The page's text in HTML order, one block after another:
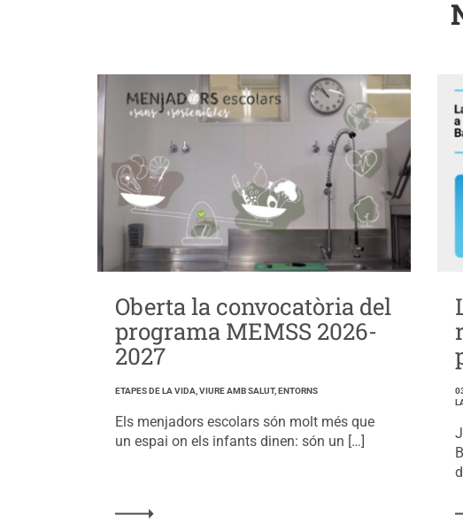
Oberta la convocatòria del
programa MEMSS 2026-
2027
ETAPES DE LA VIDA, VIURE AMB SALUT, ENTORNS
Els menjadors escolars són molt més que
un espai on els infants dinen: són un […]